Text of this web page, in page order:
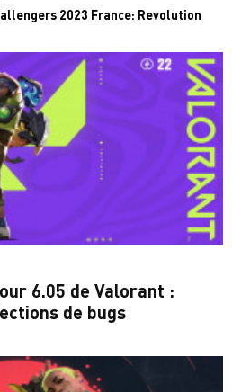
2023 France: Revolution
6.05 de Valorant :
de bugs